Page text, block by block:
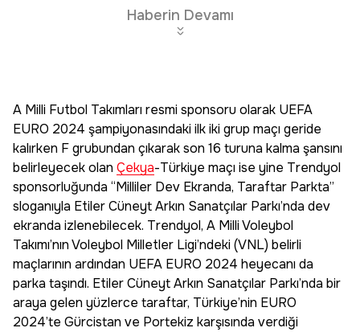
Haberin Devamı
A Milli Futbol Takımları resmi sponsoru olarak UEFA
EURO 2024 şampiyonasındaki ilk iki grup maçı geride
kalırken F grubundan çıkarak son 16 turuna kalma şansını
belirleyecek olan Çekya-Türkiye maçı ise yine Trendyol
sponsorluğunda “Milliler Dev Ekranda, Taraftar Parkta”
sloganıyla Etiler Cüneyt Arkın Sanatçılar Parkı’nda dev
ekranda izlenebilecek. Trendyol, A Milli Voleybol
Takımı’nın Voleybol Milletler Ligi’ndeki (VNL) belirli
maçlarının ardından UEFA EURO 2024 heyecanı da
parka taşındı. Etiler Cüneyt Arkın Sanatçılar Parkı’nda bir
araya gelen yüzlerce taraftar, Türkiye’nin EURO
2024’te Gürcistan ve Portekiz karşısında verdiği